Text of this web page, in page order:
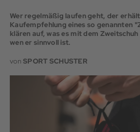
Wer regelmäßig laufen geht, der
Kaufempfehlung eines so genannten
klären auf, was es mit dem
wen er sinnvoll ist.
vonSPORT SCHUSTER